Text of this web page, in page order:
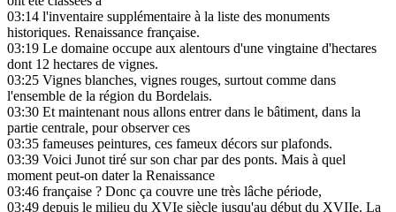
03:14 l'inventaire supplémentaire à la liste des monuments
historiques. Renaissance française.
03:19 Le domaine occupe aux alentours d'une vingtaine d'hectares
dont 12 hectares de vignes.
03:25 Vignes blanches, vignes rouges, surtout comme dans
l'ensemble de la région du Bordelais.
03:30 Et maintenant nous allons entrer dans le bâtiment, dans la
partie centrale, pour observer ces
03:35 fameuses peintures, ces fameux décors sur plafonds.
03:39 Voici Junot tiré sur son char par des ponts. Mais à quel
moment peut-on dater la Renaissance
03:46 française ? Donc ça couvre une très lâche période,
03:49 depuis le milieu du XVIe siècle jusqu'au début du XVIIe. La